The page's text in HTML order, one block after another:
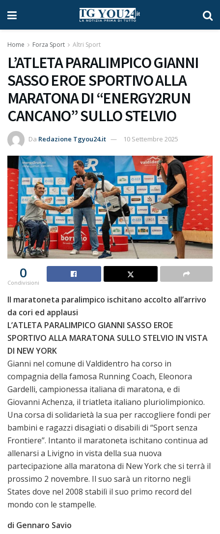
Home Forza Sport Altri Sport
L’ATLETA PARALIMPICO GIANNI
SASSO EROE SPORTIVO ALLA
MARATONA DI “ENERGY2RUN
CANCANO” SULLO STELVIO
Da Redazione Tgyou24.it 10 Settembre 2025
0
Condivisioni
Il maratoneta paralimpico ischitano accolto all’arrivo
da cori ed applausi
L’ATLETA PARALIMPICO GIANNI SASSO EROE
SPORTIVO ALLA MARATONA SULLO STELVIO IN VISTA
DI NEW YORK
Gianni nel comune di Valdidentro ha corso in
compagnia della famosa Running Coach, Eleonora
Gardelli, campionessa italiana di maratona, e di
Giovanni Achenza, il triatleta italiano pluriolimpionico.
Una corsa di solidarietà la sua per raccogliere fondi per
bambini e ragazzi disagiati o disabili di “Sport senza
Frontiere”. Intanto il maratoneta ischitano continua ad
allenarsi a Livigno in vista della sua nuova
partecipazione alla maratona di New York che si terrà il
prossimo 2 novembre. Il suo sarà un ritorno negli
States dove nel 2008 stabilì il suo primo record del
mondo con le stampelle.
di Gennaro Savio